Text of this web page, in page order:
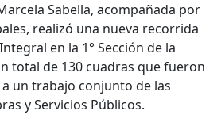
Sabella, acompañada por
realizó una nueva recorrida
en la 1° Sección de la
total de 130 cuadras que fueron
un trabajo conjunto de las
y Servicios Públicos.